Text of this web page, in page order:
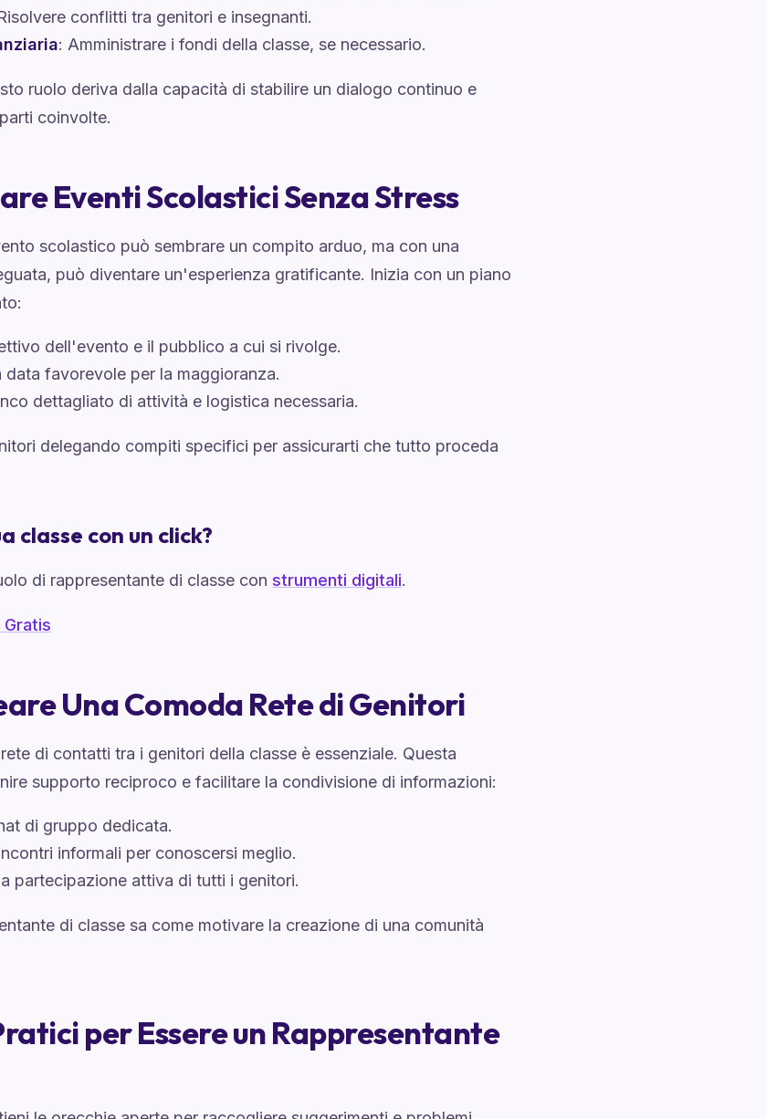
conflitti tra genitori e insegnanti.
: Amministrare i fondi della classe, se necessario.
ruolo deriva dalla capacità di stabilire un dialogo continuo e
coinvolte.
Eventi Scolastici Senza Stress
scolastico può sembrare un compito arduo, ma con una
può diventare un'esperienza gratificante. Inizia con un piano
dell'evento e il pubblico a cui si rivolge.
data favorevole per la maggioranza.
dettagliato di attività e logistica necessaria.
delegando compiti specifici per assicurarti che tutto proceda
classe con un click?
di rappresentante di classe con strumenti digitali.
Gratis
Una Comoda Rete di Genitori
di contatti tra i genitori della classe è essenziale. Questa
supporto reciproco e facilitare la condivisione di informazioni:
di gruppo dedicata.
informali per conoscersi meglio.
partecipazione attiva di tutti i genitori.
di classe sa come motivare la creazione di una comunità
per Essere un Rappresentante